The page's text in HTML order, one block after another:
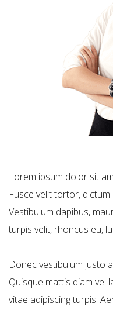
Lorem ipsum dolor sit
Fusce velit tortor,
Vestibulum dapibus,
turpis velit, rhoncus eu,
Donec vestibulum justo
Quisque mattis diam vel
vitae adipiscing turpis.